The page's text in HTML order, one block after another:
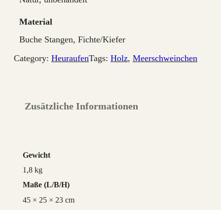
Material
Buche Stangen, Fichte/Kiefer
Category: HeuraufenTags: Holz, Meerschweinchen
Zusätzliche Informationen
Gewicht
1,8 kg
Maße
45 × 25 × 23 cm